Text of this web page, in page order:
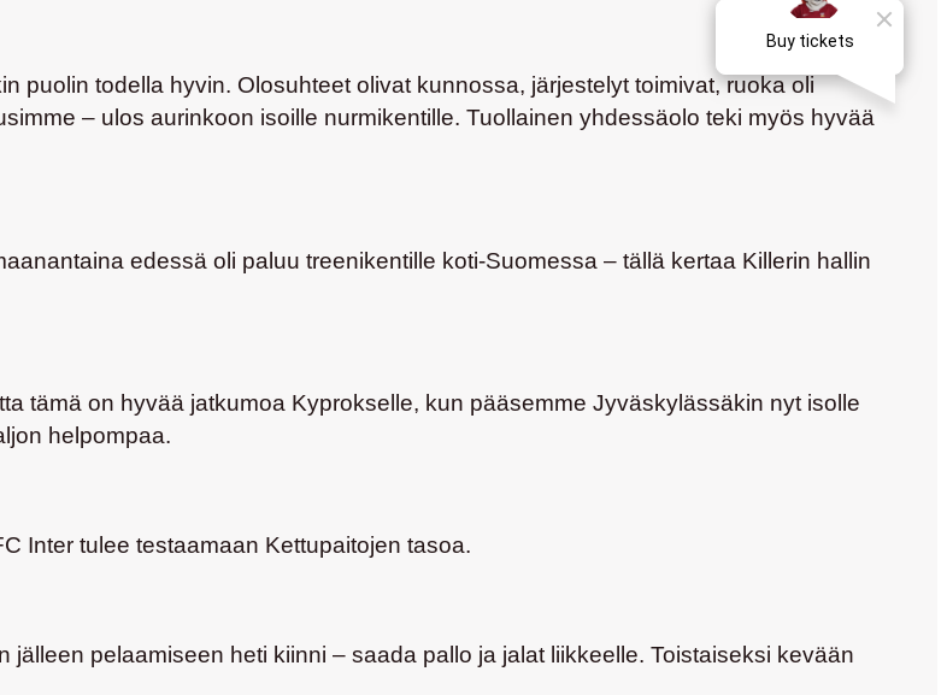
puolin todella hyvin. Olosuhteet olivat kunnossa, järjestelyt toimivat, ruoka oli
– ulos aurinkoon isoille nurmikentille. Tuollainen yhdessäolo teki myös hyvää
edessä oli paluu treenikentille koti-Suomessa – tällä kertaa Killerin hallin
tämä on hyvää jatkumoa Kyprokselle, kun pääsemme Jyväskylässäkin nyt isolle
helpompaa.
Inter tulee testaamaan Kettupaitojen tasoa.
pelaamiseen heti kiinni – saada pallo ja jalat liikkeelle. Toistaiseksi kevään